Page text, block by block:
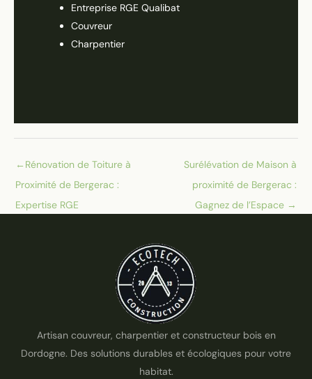
Entreprise RGE Qualibat
Couvreur
Charpentier
← Rénovation de Toiture à
Proximité de Bergerac :
Expertise RGE
Surélévation de Maison à
proximité de Bergerac :
Gagnez de l’Espace →
Artisan couvreur, charpentier et constructeur bois en
Dordogne. Des solutions durables et écologiques pour votre
habitat.